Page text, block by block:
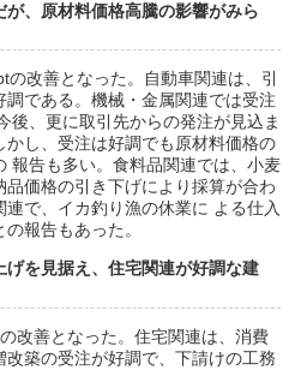
、原材料価格高騰の影響がみら
改善となった。自動車関連は、引
である。機械・金属関連では受注
後、更に取引先からの発注が見込ま
し、受注は好調でも原材料価格の
報告も多い。食料品関連では、小麦
価格の引き下げにより採算が合わ
で、イカ釣り漁の休業に よる仕入
報告もあった。
を見据え、住宅関連が好調な建
善となった。住宅関連は、消費
築の受注が好調で、下請けの工務